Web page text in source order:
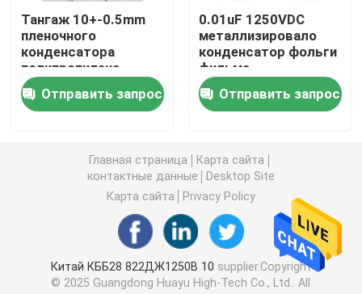
Пленочный конденсатор полипропилена КББ
Пленочный конденсатор силы
Конденсатор охлаженный водой
Конденсатор подогревателя индукции
Конденсатор снеббера IGBT
Тангаж 10+-0.5mm
пленочного
конденсатора
полипропилена
0.01UF 400VDC CBB
Отправить запрос
0.01uF 1250VDC
металлизировало
конденсатор фольги
фильма
полипропилена
Отправить запрос
Главная страница
Карта сайта
контактные данные
Desktop Site
Карта сайта
Privacy Policy
Китай КББ28 822ДЖ1250В 10 supplier.Copyright
© 2025 Guangdong Huayu High-Tech Co., Ltd.. All